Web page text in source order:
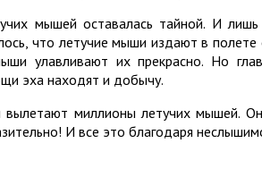
мышей оставалась тайной. И
что летучие мыши издают в
улавливают их прекрасно. Но
эха находят и добычу.
миллионы летучих мышей.
И все это благодаря